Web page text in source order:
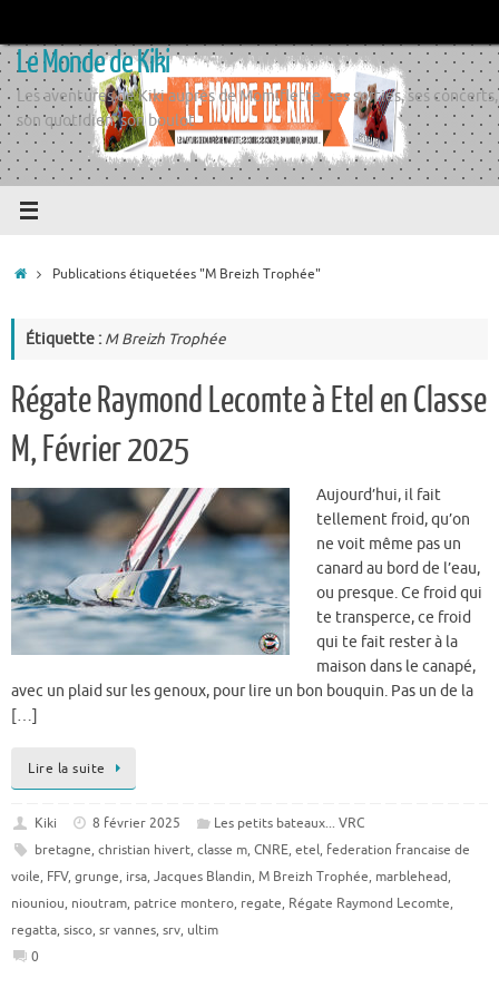
contenu
Le Monde de Kiki
Les aventures de Kiki auprès de Momiflette, ses sorties, ses concerts,
son quotidien, son boulot
AccueilPublications étiquetées "M Breizh Trophée"
Étiquette : M Breizh Trophée
Régate Raymond Lecomte à Etel en Classe
M, Février 2025
Aujourd’hui, il fait
tellement froid, qu’on
ne voit même pas un
canard au bord de l’eau,
ou presque. Ce froid qui
te transperce, ce froid
qui te fait rester à la
maison dans le canapé,
avec un plaid sur les genoux, pour lire un bon bouquin. Pas un de la
[…]
Lire la suite
Kiki 8 février 2025
Les petits bateaux... VRC
bretagne, christian hivert, classe m, CNRE, etel, federation francaise de
voile, FFV, grunge, irsa, Jacques Blandin, M Breizh Trophée, marblehead,
niouniou, nioutram, patrice montero, regate, Régate Raymond Lecomte,
regatta, sisco, sr vannes, srv, ultim
0